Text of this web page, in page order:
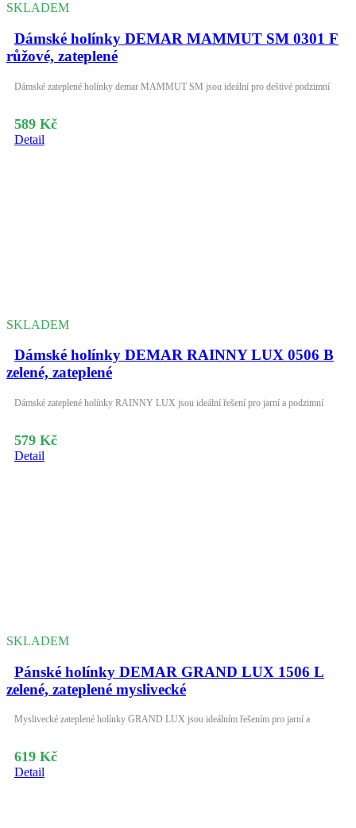
SKLADEM
Dámské holínky DEMAR MAMMUT SM 0301 F
růžové, zateplené
Dámské zateplené holínky demar MAMMUT SM jsou ideální pro deštivé podzimní
589 Kč
Detail
SKLADEM
Dámské holínky DEMAR RAINNY LUX 0506 B
zelené, zateplené
Dámské zateplené holínky RAINNY LUX jsou ideální řešení pro jarní a podzimní
579 Kč
Detail
SKLADEM
Pánské holínky DEMAR GRAND LUX 1506 L
zelené, zateplené myslivecké
Myslivecké zateplené holínky GRAND LUX jsou ideálním řešením pro jarní a
619 Kč
Detail